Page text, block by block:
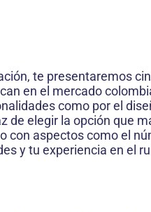
te presentaremos
en el mercado
como por el
de elegir la opción que
con aspectos como el
y tu experiencia en el